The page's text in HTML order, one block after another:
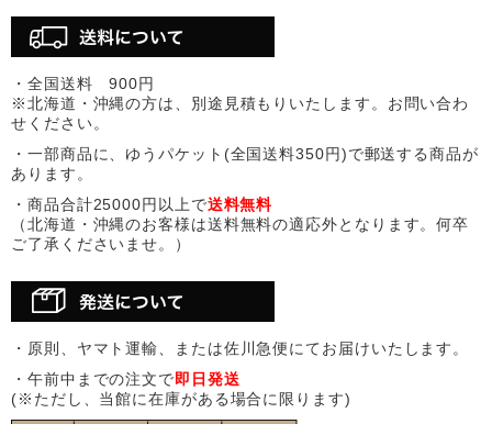
・全国送料 900円
※北海道・沖縄の方は、別途見積もりいたします。お問い合わ
せください。
・一部商品に、ゆうパケット(全国送料350円)で郵送する商品が
あります。
・商品合計25000円以上で送料無料
（北海道・沖縄のお客様は送料無料の適応外となります。何卒
ご了承くださいませ。）
・原則、ヤマト運輸、または佐川急便にてお届けいたします。
・午前中までの注文で即日発送
(※ただし、当館に在庫がある場合に限ります)